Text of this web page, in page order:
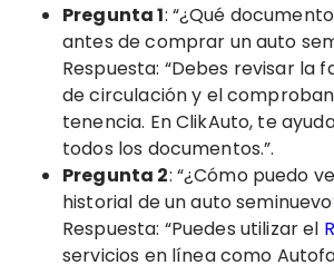
Pregunta 1: “¿Qué
antes de comprar un auto
Respuesta: “Debes revisar la
de circulación y el
tenencia. En ClikAuto, te
todos los documentos.”.
Pregunta 2: “¿Cómo puedo
historial de un auto
Respuesta: “Puedes utilizar el
servicios en línea como